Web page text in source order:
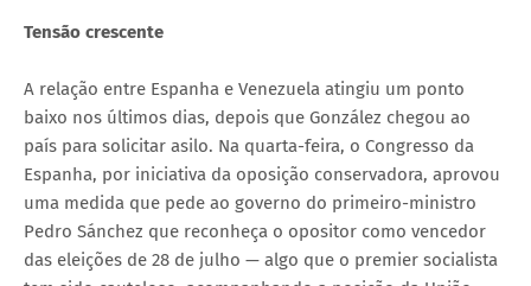
Tensão crescente
A relação entre Espanha e Venezuela atingiu um ponto
baixo nos últimos dias, depois que González chegou ao
país para solicitar asilo. Na quarta-feira, o Congresso da
Espanha, por iniciativa da oposição conservadora, aprovou
uma medida que pede ao governo do primeiro-ministro
Pedro Sánchez que reconheça o opositor como vencedor
das eleições de 28 de julho — algo que o premier socialista